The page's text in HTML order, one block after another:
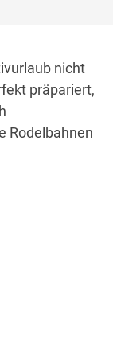
nicht
präpariert,
Rodelbahnen